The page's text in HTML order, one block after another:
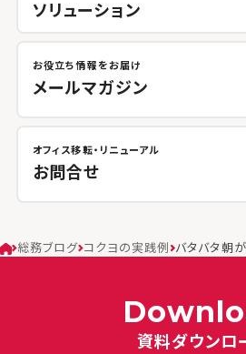
ソリューション
お役立ち情報をお届け
メールマガジン
オフィス移転・リニューアル
お問合せ
総務ブログ コクヨの実践例 バタバタ朝
資料ダウンロ